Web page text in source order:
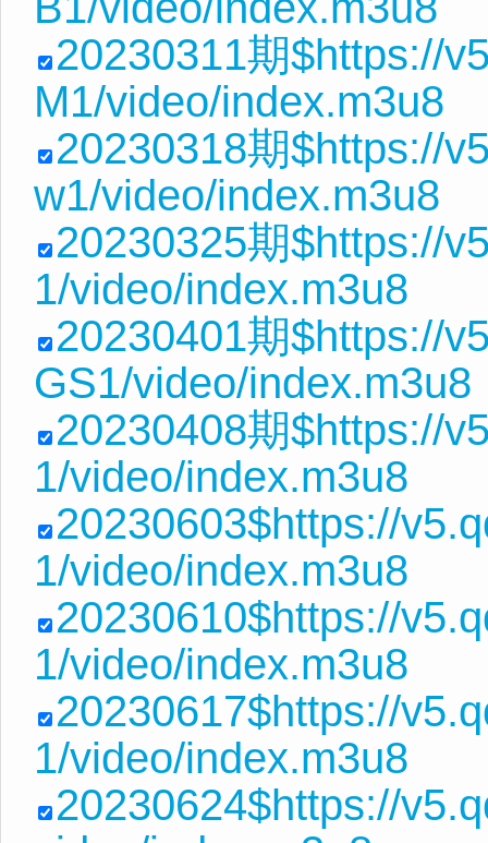
20230311期$https://
M1/video/index.m3u8
20230318期$https://
w1/video/index.m3u8
20230325期$https://
1/video/index.m3u8
20230401期$https://
GS1/video/index.m3u8
20230408期$https://
1/video/index.m3u8
20230603$https://
1/video/index.m3u8
20230610$https://
1/video/index.m3u8
20230617$https://
1/video/index.m3u8
20230624$https://